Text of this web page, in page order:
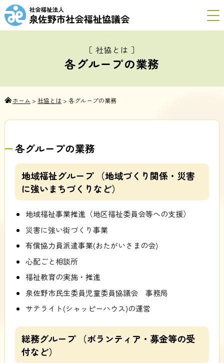
［ 社協とは ］
各グループの業務
ホーム > 社協とは> 各グループの業務
各グループの業務
地域福祉グループ （地域づくり関係・災害
に強いまちづくりなど）
地域福祉事業推進（地区福祉委員会等への支援）
災害に強い街づくり事業
有償協力員派遣事業(おたがいさまの会)
心配ごと相談所
福祉教育の実施・推進
泉佐野市民生委員児童委員協議会 事務局
サテライト(シャッピーハウス)の運営
総務グループ （ボランティア・募金等の受
付など）